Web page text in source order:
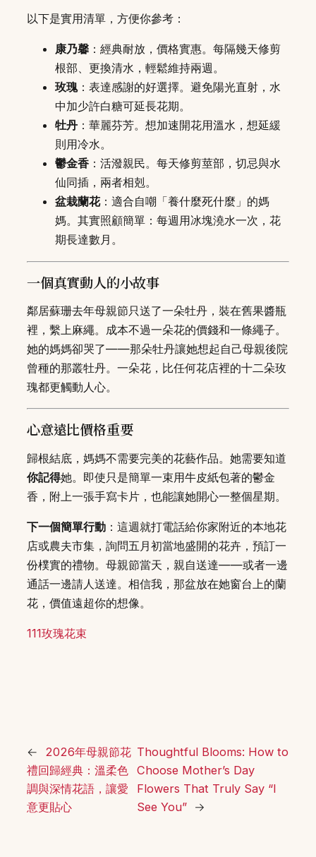
以下是實用清單，方便你參考：
康乃馨 ：經典耐放，價格實惠。每隔幾天修剪
根部、更換清水，輕鬆維持兩週。
玫瑰：表達感謝的好選擇。避免陽光直射，水
中加少許白糖可延長花期。
牡丹 ：華麗芬芳。想加速開花用溫水，想延緩
則用冷水。
鬱金香 ：活潑親民。每天修剪莖部，切忌與水
仙同插，兩者相剋。
盆栽蘭花：適合自嘲「養什麼死什麼」的媽
媽。其實照顧簡單：每週用冰塊澆水一次，花
期長達數月。
一個真實動人的小故事
鄰居蘇珊去年母親節只送了一朵牡丹，裝在舊果醬瓶
裡，繫上麻繩。成本不過一朵花的價錢和一條繩子。
她的媽媽卻哭了——那朵牡丹讓她想起自己母親後院
曾種的那叢牡丹。一朵花，比任何花店裡的十二朵玫
瑰都更觸動人心。
心意遠比價格重要
歸根結底，媽媽不需要完美的花藝作品。她需要知道
你記得她。即使只是簡單一束用牛皮紙包著的鬱金
香，附上一張手寫卡片，也能讓她開心一整個星期。
下一個簡單行動 ：這週就打電話給你家附近的本地花
店或農夫市集，詢問五月初當地盛開的花卉，預訂一
份樸實的禮物。母親節當天，親自送達——或者一邊
通話一邊請人送達。相信我，那盆放在她窗台上的蘭
花，價值遠超你的想像。
111玫瑰花束
←
2026年母親節花
禮回歸經典：溫柔色
調與深情花語，讓愛
意更貼心
Thoughtful Blooms: How to
Choose Mother’s Day
Flowers That Truly Say “I
See You” →